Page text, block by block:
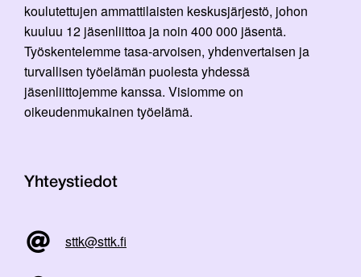
koulutettujen ammattilaisten keskusjärjestö, johon
kuuluu 12 jäsenliittoa ja noin 400 000 jäsentä.
Työskentelemme tasa-arvoisen, yhdenvertaisen ja
turvallisen työelämän puolesta yhdessä
jäsenliittojemme kanssa. Visiomme on
oikeudenmukainen työelämä.
Yhteystiedot
sttk@sttk.fi